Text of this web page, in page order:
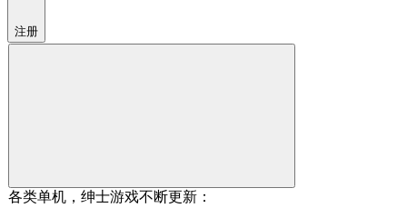
注册
各类单机，绅士游戏不断更新：